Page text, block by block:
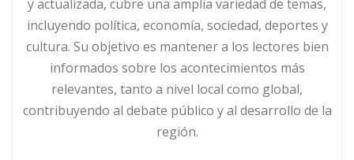
y actualizada, cubre una amplia variedad de temas,
incluyendo política, economía, sociedad, deportes y
cultura. Su objetivo es mantener a los lectores bien
informados sobre los acontecimientos más
relevantes, tanto a nivel local como global,
contribuyendo al debate público y al desarrollo de la
región.